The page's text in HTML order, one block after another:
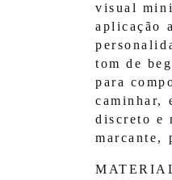
visual
aplicação
tom de
para
caminhar,
discreto e
marcante,